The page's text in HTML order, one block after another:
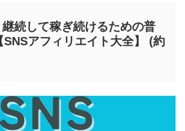
続して稼ぎ続けるための普
SNSアフィリエイト大全】 (約